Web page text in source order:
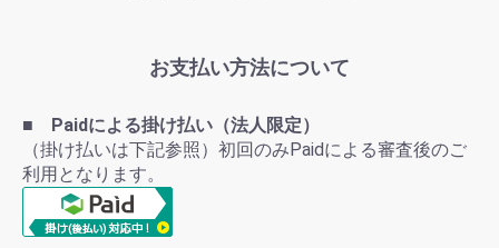
お支払い方法について
■ Paidによる掛け払い（法人限定）
（掛け払いは下記参照）初回のみPaidによる審査後のご
利用となります。